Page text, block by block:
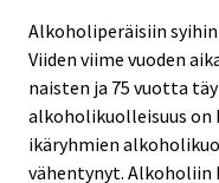
Alkoholiperäisiin
Viiden viime vuoden
naisten ja 75 vuotta
alkoholikuolleisuus on
ikäryhmien
vähentynyt. Alkoholiin